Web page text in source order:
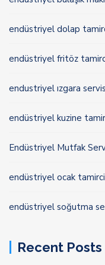
endüstriyel dolap
endüstriyel fritöz
endustriyel ızgara
endüstriyel kuzine
Endüstriyel Mutfak
endüstriyel ocak
endüstriyel soğutma
Recent Posts